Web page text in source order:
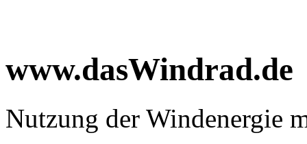
www.dasWindrad.de
Nutzung der Windenergie